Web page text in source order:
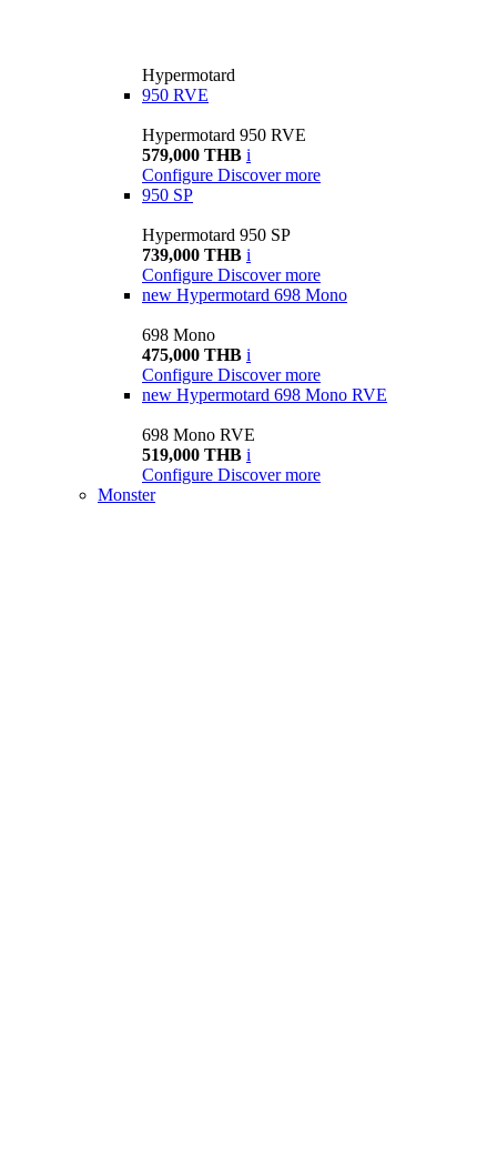
Hypermotard
950 RVE
Hypermotard 950 RVE
579,000 THB i
Configure Discover more
950 SP
Hypermotard 950 SP
739,000 THB i
Configure Discover more
new Hypermotard 698 Mono
698 Mono
475,000 THB i
Configure Discover more
new Hypermotard 698 Mono RVE
698 Mono RVE
519,000 THB i
Configure Discover more
Monster